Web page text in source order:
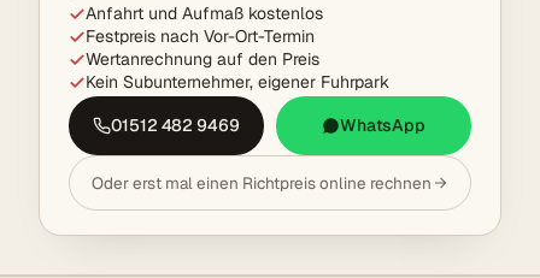
Anfahrt und Aufmaß kostenlos
Festpreis nach Vor-Ort-Termin
Wertanrechnung auf den Preis
Kein Subunternehmer, eigener Fuhrpark
01512 482 9469
WhatsApp
Oder erst mal einen Richtpreis online rechnen